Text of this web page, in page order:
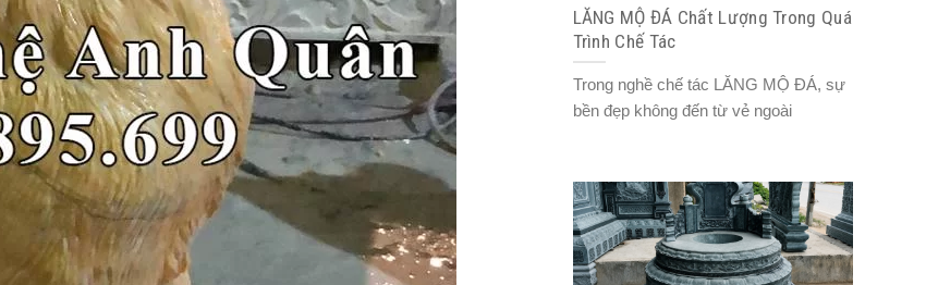
LĂNG MỘ ĐÁ Chất Lượng Trong Quá
Trình Chế Tác
Trong nghề chế tác LĂNG MỘ ĐÁ, sự
bền đẹp không đến từ vẻ ngoài